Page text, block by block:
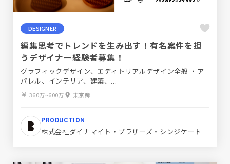
DESIGNER
編集思考でトレンドを生み出す！有名案件を担
うデザイナー経験者募集！
グラフィックデザイン、エディトリアルデザイン全般 ・ア
パレル、インテリア、建築、...
360万~600万 東京都
PRODUCTION
株式会社ダイナマイト・ブラザーズ・シンジケート